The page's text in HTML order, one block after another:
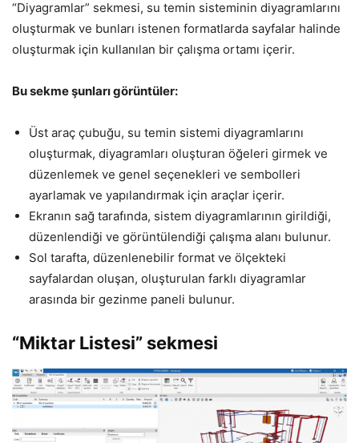
“Diyagramlar” sekmesi, su temin sisteminin diyagramlarını
oluşturmak ve bunları istenen formatlarda sayfalar halinde
oluşturmak için kullanılan bir çalışma ortamı içerir.
Bu sekme şunları görüntüler:
Üst araç çubuğu, su temin sistemi diyagramlarını
oluşturmak, diyagramları oluşturan öğeleri girmek ve
düzenlemek ve genel seçenekleri ve sembolleri
ayarlamak ve yapılandırmak için araçlar içerir.
Ekranın sağ tarafında, sistem diyagramlarının girildiği,
düzenlendiği ve görüntülendiği çalışma alanı bulunur.
Sol tarafta, düzenlenebilir format ve ölçekteki
sayfalardan oluşan, oluşturulan farklı diyagramlar
arasında bir gezinme paneli bulunur.
“Miktar Listesi” sekmesi